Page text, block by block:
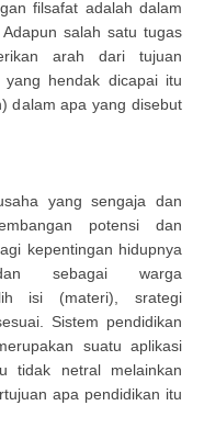
filsafat adalah dalam
salah satu tugas
arah dari tujuan
yang hendak dicapai itu
dalam apa yang disebut
yang sengaja dan
potensi dan
kepentingan hidupnya
sebagai warga
isi (materi), srategi
Sistem pendidikan
suatu aplikasi
tidak netral melainkan
apa pendidikan itu